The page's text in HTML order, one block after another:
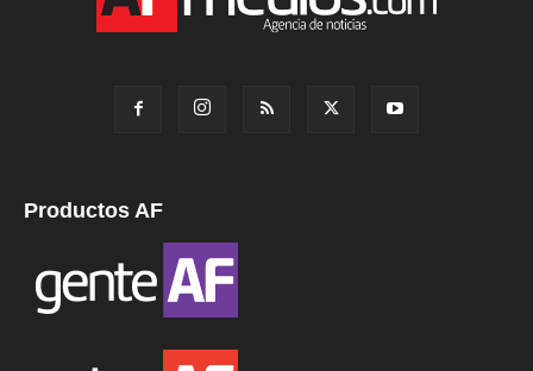
Productos AF